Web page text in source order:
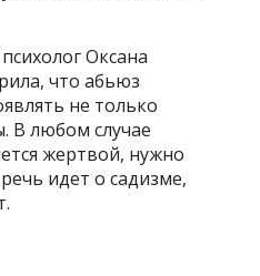
Оксана
что абьюз
не только
любом случае
жертвой, нужно
идет о садизме,